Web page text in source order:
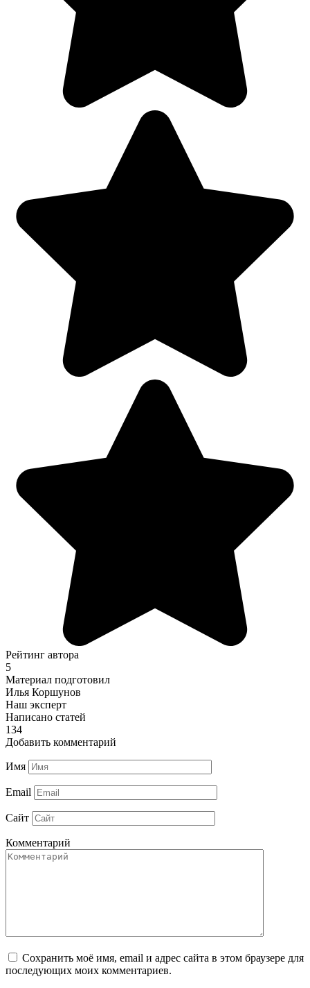
Рейтинг автора
5
Материал подготовил
Илья Коршунов
Наш эксперт
Написано статей
134
Добавить комментарий
Имя
Email
Сайт
Комментарий
Сохранить моё имя, email и адрес сайта в этом браузере для
последующих моих комментариев.